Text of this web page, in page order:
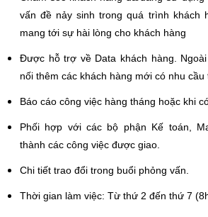
vấn đề nảy sinh trong quá trình khách
mang tới sự hài lòng cho khách hàng
Được hỗ trợ về Data khách hàng.
nối thêm các khách hàng mới có nhu cầu
Báo cáo công việc hàng tháng hoặc khi
Phối hợp với các bộ phận Kế toán,
thành các công việc được giao.
Chi tiết trao đổi trong buổi phỏng vấn.
Thời gian làm việc: Từ thứ 2 đến thứ 7